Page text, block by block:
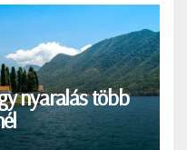
nyaralás több